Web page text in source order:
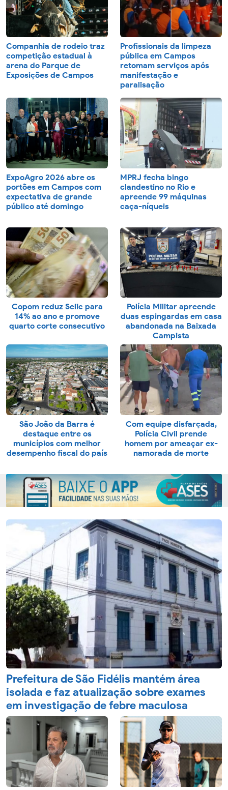
Companhia de rodeio traz
competição estadual à
arena do Parque de
Exposições de Campos
Profissionais da limpeza
pública em Campos
retomam serviços após
manifestação e
paralisação
ExpoAgro 2026 abre os
portões em Campos com
expectativa de grande
público até domingo
MPRJ fecha bingo
clandestino no Rio e
apreende 99 máquinas
caça-níqueis
Copom reduz Selic para
14% ao ano e promove
quarto corte consecutivo
Polícia Militar apreende
duas espingardas em casa
abandonada na Baixada
Campista
São João da Barra é
destaque entre os
municípios com melhor
desempenho fiscal do país
Com equipe disfarçada,
Polícia Civil prende
homem por ameaçar ex-
namorada de morte
Prefeitura de São Fidélis mantém área
isolada e faz atualização sobre exames
em investigação de febre maculosa